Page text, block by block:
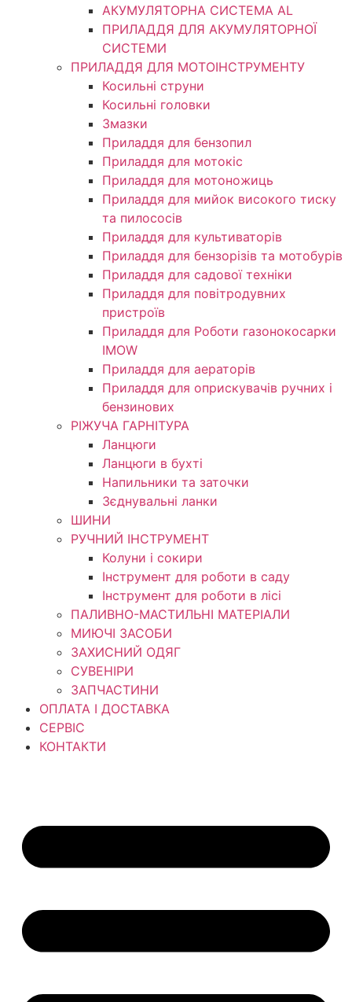
АКУМУЛЯТОРНА СИСТЕМА AL
ПРИЛАДДЯ ДЛЯ АКУМУЛЯТОРНОЇ
СИСТЕМИ
ПРИЛАДДЯ ДЛЯ МОТОІНСТРУМЕНТУ
Косильні струни
Косильні головки
Змазки
Приладдя для бензопил
Приладдя для мотокіс
Приладдя для мотоножиць
Приладдя для мийок високого тиску
та пилососів
Приладдя для культиваторів
Приладдя для бензорізів та мотобурів
Приладдя для садової техніки
Приладдя для повітродувних
пристроїв
Приладдя для Роботи газонокосарки
IMOW
Приладдя для аераторів
Приладдя для оприскувачів ручних і
бензинових
РІЖУЧА ГАРНІТУРА
Ланцюги
Ланцюги в бухті
Напильники та заточки
Зєднувальні ланки
ШИНИ
РУЧНИЙ ІНСТРУМЕНТ
Колуни і сокири
Інструмент для роботи в саду
Інструмент для роботи в лісі
ПАЛИВНО-МАСТИЛЬНІ МАТЕРІАЛИ
МИЮЧІ ЗАСОБИ
ЗАХИСНИЙ ОДЯГ
СУВЕНІРИ
ЗАПЧАСТИНИ
ОПЛАТА І ДОСТАВКА
СЕРВІС
КОНТАКТИ